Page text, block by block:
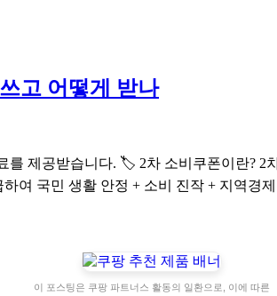
고 어떻게 받나
제공받습니다. 🏷️ 2차 소비쿠폰이란?
여 국민 생활 안정 + 소비 진작 + 지역경
이 포스팅은 쿠팡 파트너스 활동의 일환으로, 이에 따른